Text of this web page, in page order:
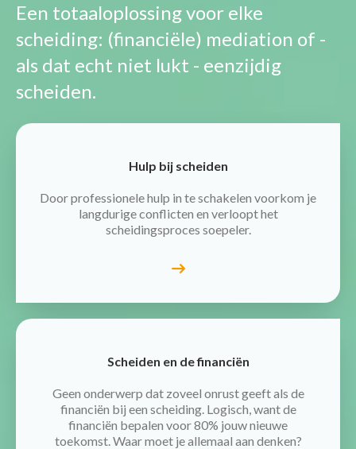
Een totaaloplossing voor elke
scheiding: (financiële) mediation of -
als dat echt niet lukt - eenzijdig
scheiden.
Hulp bij scheiden
Door professionele hulp in te schakelen voorkom je
langdurige conflicten en verloopt het
scheidingsproces soepeler.
Scheiden en de financiën
Geen onderwerp dat zoveel onrust geeft als de
financiën bij een scheiding. Logisch, want de
financiën bepalen voor 80% jouw nieuwe
toekomst. Waar moet je allemaal aan denken?